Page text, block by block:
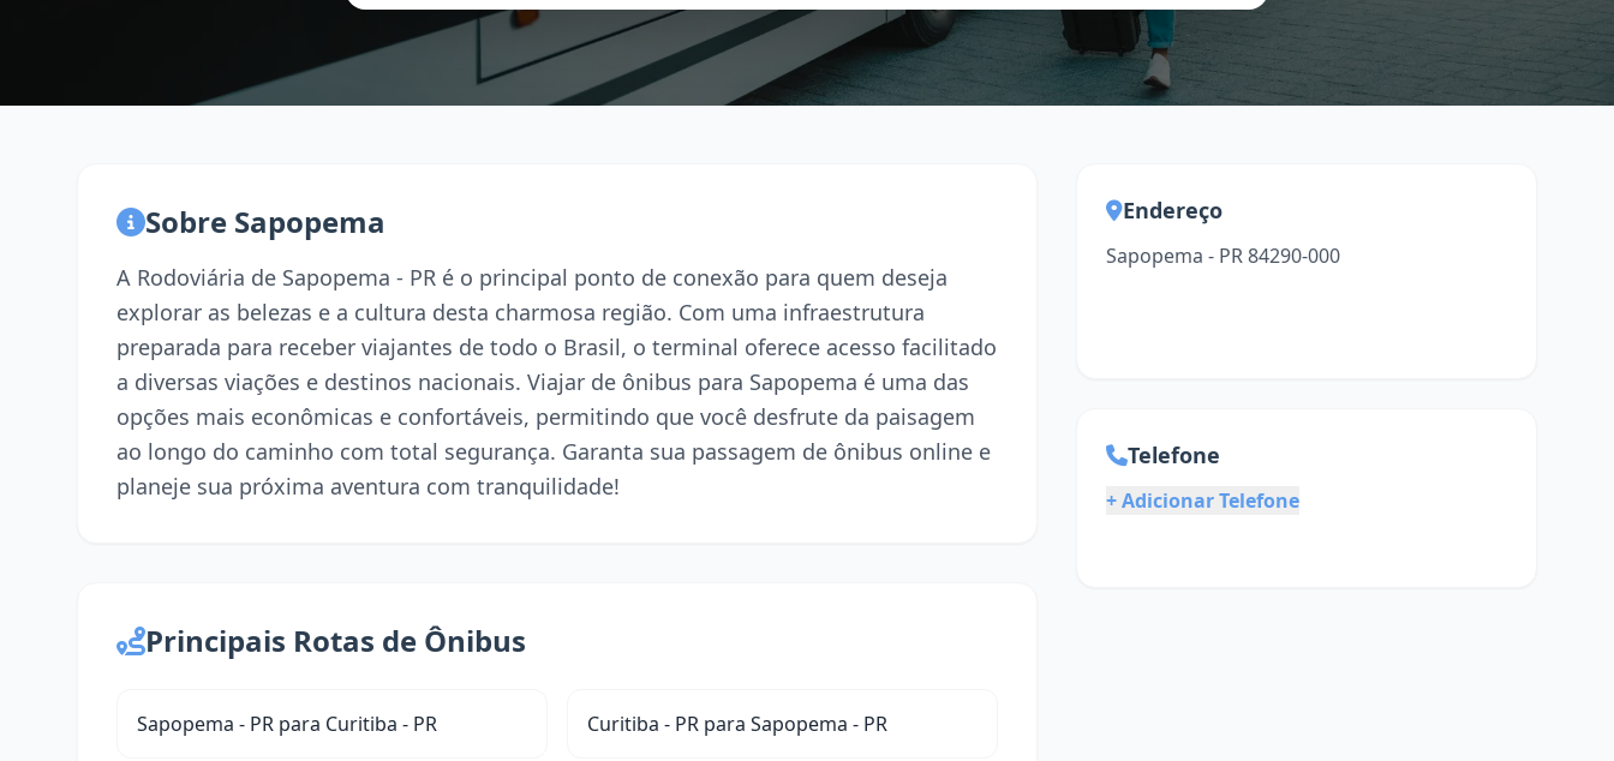
Sobre Sapopema
A Rodoviária de Sapopema - PR é o principal ponto de conexão para quem deseja
explorar as belezas e a cultura desta charmosa região. Com uma infraestrutura
preparada para receber viajantes de todo o Brasil, o terminal oferece acesso facilitado
a diversas viações e destinos nacionais. Viajar de ônibus para Sapopema é uma das
opções mais econômicas e confortáveis, permitindo que você desfrute da paisagem
ao longo do caminho com total segurança. Garanta sua passagem de ônibus online e
planeje sua próxima aventura com tranquilidade!
Principais Rotas de Ônibus
Sapopema - PR para Curitiba - PR Curitiba - PR para Sapopema - PR
Endereço
Sapopema - PR 84290-000
Telefone
+ Adicionar Telefone